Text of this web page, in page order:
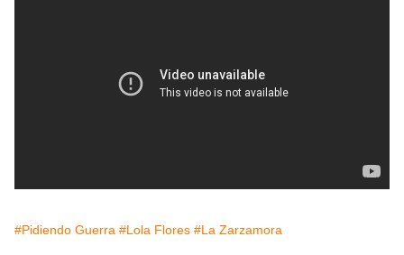
#Pidiendo Guerra #Lola Flores #La Zarzamora